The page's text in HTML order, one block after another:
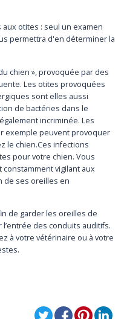
otites : seul un examen
permettra d'en déterminer la
chien », provoquée par des
Les otites provoquées
sont elles aussi
de bactéries dans le
incriminée. Les
exemple peuvent provoquer
le chien.Ces infections
pour votre chien. Vous
vigilant aux
de ses oreilles en
de garder les oreilles de
des conduits auditifs.
à votre vétérinaire ou à votre